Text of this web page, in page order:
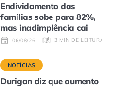
Endividamento das
famílias sobe para 82%,
mas inadimplência cai
06/08/26 3 MIN DE LEITURA
NOTÍCIAS
Durigan diz que aumento